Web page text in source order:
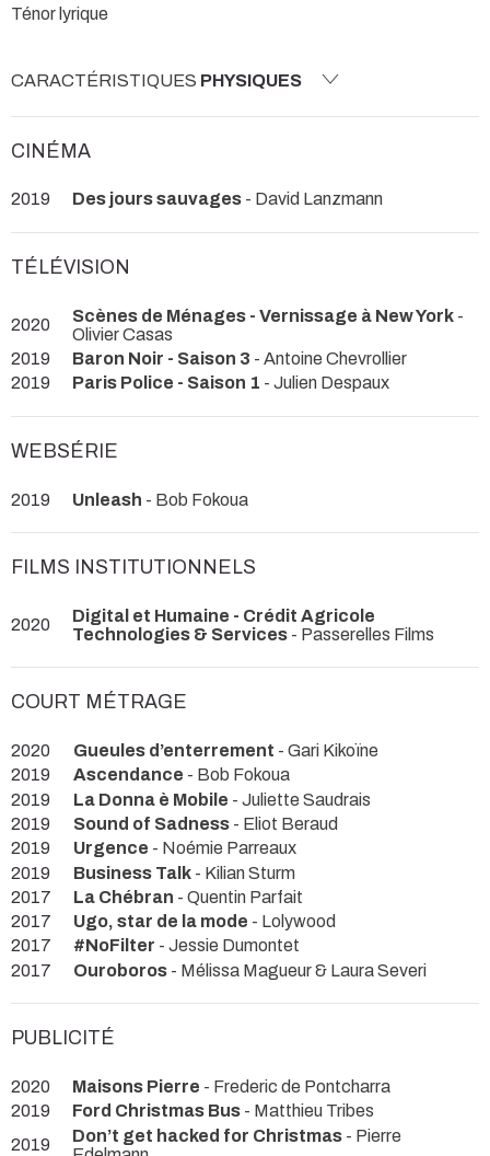
Ténor lyrique
CARACTÉRISTIQUES PHYSIQUES
CINÉMA
2019 Des jours sauvages - David Lanzmann
TÉLÉVISION
2020 Scènes de Ménages - Vernissage à New York -
Olivier Casas
2019
Baron Noir - Saison 3 - Antoine Chevrollier
2019
Paris Police - Saison 1 - Julien Despaux
WEBSÉRIE
2019 Unleash - Bob Fokoua
FILMS INSTITUTIONNELS
2020
Digital et Humaine - Crédit Agricole
Technologies & Services - Passerelles Films
COURT MÉTRAGE
2020 Gueules d’enterrement - Gari Kikoïne
2019
Ascendance - Bob Fokoua
2019
La Donna è Mobile - Juliette Saudrais
2019
Sound of Sadness - Eliot Beraud
2019
Urgence - Noémie Parreaux
2019
Business Talk - Kilian Sturm
2017
La Chébran - Quentin Parfait
2017
Ugo, star de la mode - Lolywood
2017
#NoFilter - Jessie Dumontet
2017
Ouroboros - Mélissa Magueur & Laura Severi
PUBLICITÉ
2020 Maisons Pierre - Frederic de Pontcharra
2019
Ford Christmas Bus - Matthieu Tribes
2019
Don’t get hacked for Christmas - Pierre